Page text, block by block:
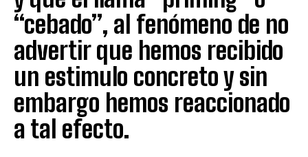
“cebado”, al fenómeno de no
advertir que hemos recibido
un estimulo concreto y sin
embargo hemos reaccionado
a tal efecto.